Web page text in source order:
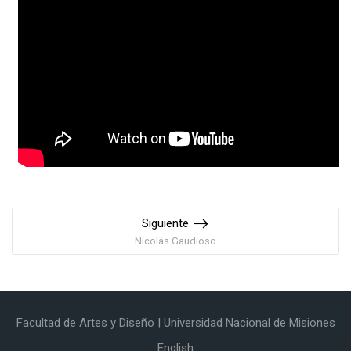
Siguiente
Nicolás Gaudioso
Facultad de Artes y Diseño | Universidad Nacional de Misiones
English